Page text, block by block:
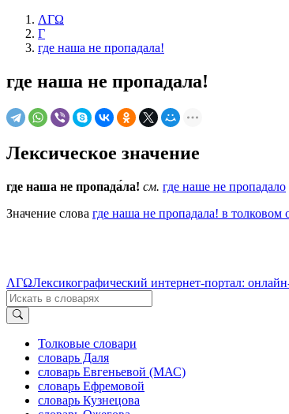
ΛΓΩ
Г
где наша не пропадала!
где наша не пропадала!
Лексическое значение
где наша не пропада́ла! см. где наше не пропадало
Значение слова где наша не пропадала! в
ΛΓΩЛексикографический интернет-портал:
Толковые словари
словарь Даля
словарь Евгеньевой (МАС)
словарь Ефремовой
словарь Кузнецова